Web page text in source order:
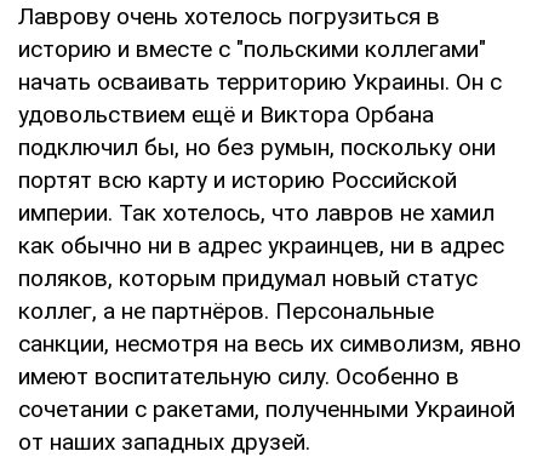
Лаврову очень хотелось погрузиться в
историю и вместе с "польскими коллегами"
начать осваивать территорию Украины. Он с
удовольствием ещё и Виктора Орбана
подключил бы, но без румын, поскольку они
портят всю карту и историю Российской
империи. Так хотелось, что лавров не хамил
как обычно ни в адрес украинцев, ни в адрес
поляков, которым придумал новый статус
коллег, а не партнёров. Персональные
санкции, несмотря на весь их символизм, явно
имеют воспитательную силу. Особенно в
сочетании с ракетами, полученными Украиной
от наших западных друзей.